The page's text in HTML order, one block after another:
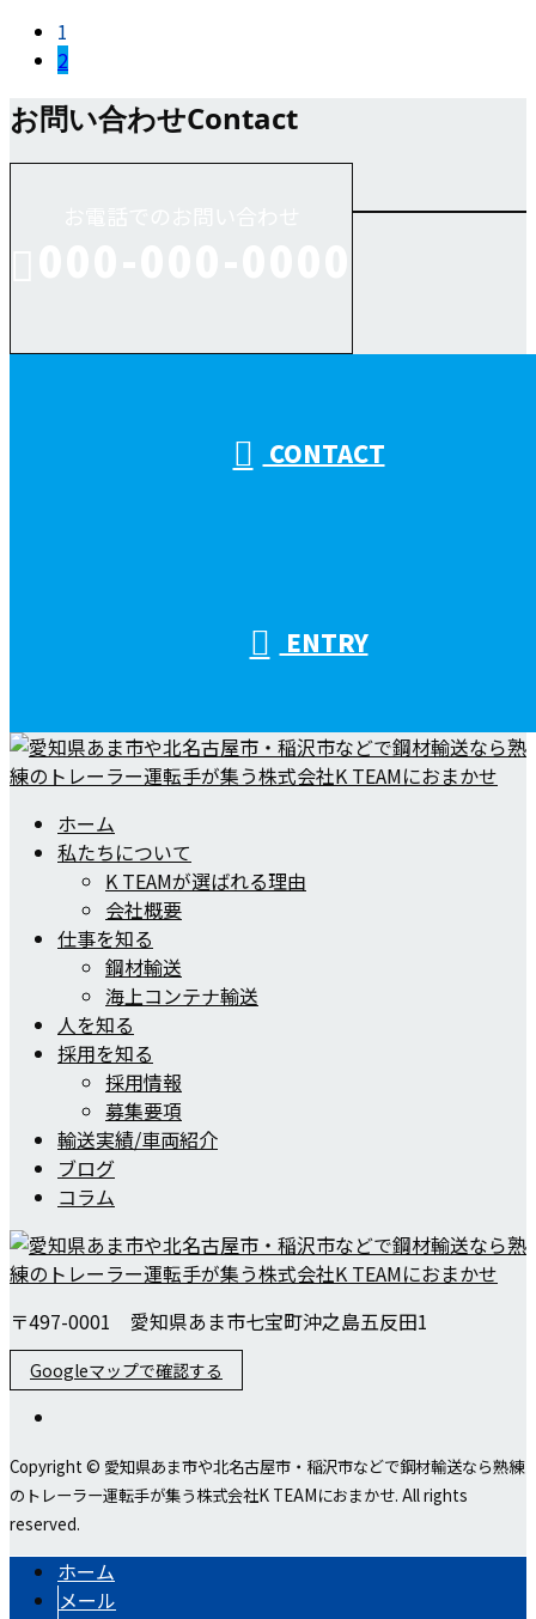
1
2
お問い合わせContact
CONTACT
ENTRY
ホーム
私たちについて
K TEAMが選ばれる理由
会社概要
仕事を知る
鋼材輸送
海上コンテナ輸送
人を知る
採用を知る
採用情報
募集要項
輸送実績/車両紹介
ブログ
コラム
〒497-0001 愛知県あま市七宝町沖之島五反田1
Googleマップで確認する
Copyright © 愛知県あま市や北名古屋市・稲沢市などで鋼材輸送なら熟練
のトレーラー運転手が集う株式会社K TEAMにおまかせ. All rights
reserved.
ホーム
メール